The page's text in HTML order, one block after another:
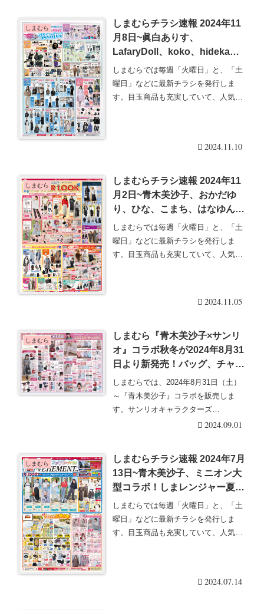
しまむら
しまむらチラシ速報 2024年11
月8日~眞白ありす、
LafaryDoll、koko、hidekaな
ど人気インフルエンサーコラボ
冬物！ヨッシースタンプも！
しまむらでは毎週「火曜日」と、「土
曜日」などに最新チラシを発行しま
す。目玉商品も充実していて、人気の
2024.11.10
しまむら
しまむらチラシ速報 2024年11
月2日~青木美沙子、おかだゆ
り、ひな、こまち、はなゆん
など人気インフルエンサーコラ
ボ冬物も！
しまむらでは毎週「火曜日」と、「土
曜日」などに最新チラシを発行しま
す。目玉商品も充実していて、人気の
2024.11.05
しまむら
しまむら『青木美沙子×サンリ
オ』コラボ秋冬が2024年8月31
日より新発売！バッグ、チャー
ム、帽子、ベルト、靴、靴下、
アパレルも！口コミ、売り切
れ、再販は？品番、種類、販売
しまむらでは、2024年8月31日（土）
～『青木美沙子』コラボを販売しま
す。サンリオキャラクターズ
×【m♡petit b・・・続きを読む2024.09.01
しまむら
しまむらチラシ速報 2024年7月
13日~青木美沙子、ミニオン大
型コラボ！しまレンジャー夏コ
ーデも！
しまむらでは毎週「火曜日」と、「土
曜日」などに最新チラシを発行しま
す。目玉商品も充実していて、人気の
2024.07.14